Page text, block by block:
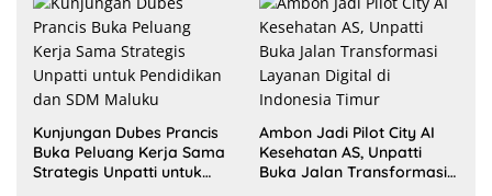
Indonesia
Kunjungan Dubes Prancis
Buka Peluang Kerja Sama
Strategis Unpatti untuk
Ambon Jadi Pilot City AI
Kesehatan AS, Unpatti
Buka Jalan Transformasi